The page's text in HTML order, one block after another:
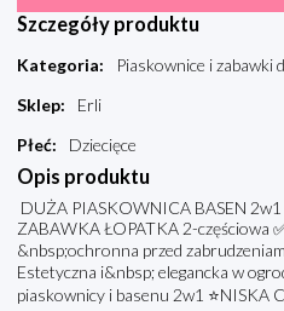
Szczegóły produktu
Kategoria:
Piaskownice i zabawki
Sklep:
Erli
Płeć: Dziecięce
Opis produktu
DUŻA PIASKOWNICA BASEN
ZABAWKA ŁOPATKA 2-częściowa
&nbsp;ochronna przed
Estetyczna i&nbsp; elegancka w
piaskownicy i basenu 2w1 ⭐NISKA